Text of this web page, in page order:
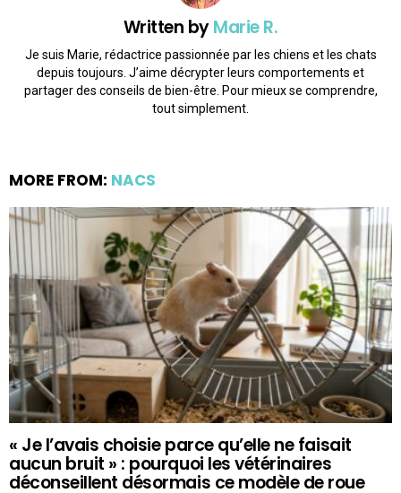
Written byMarie R.
Je suis Marie, rédactrice passionnée par les chiens et les chats
depuis toujours. J’aime décrypter leurs comportements et
partager des conseils de bien-être. Pour mieux se comprendre,
tout simplement.
MORE FROM: NACS
« Je l’avais choisie parce qu’elle ne faisait
aucun bruit » : pourquoi les vétérinaires
déconseillent désormais ce modèle de roue